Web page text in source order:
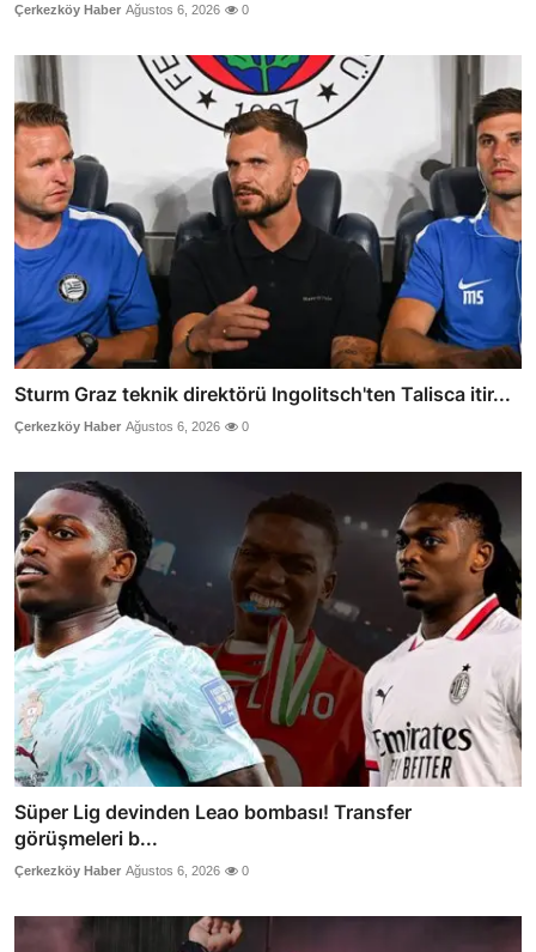
Çerkezköy Haber Ağustos 6, 2026 0
Sturm Graz teknik direktörü Ingolitsch'ten Talisca itir...
Çerkezköy Haber Ağustos 6, 2026 0
Süper Lig devinden Leao bombası! Transfer
görüşmeleri b...
Çerkezköy Haber Ağustos 6, 2026 0